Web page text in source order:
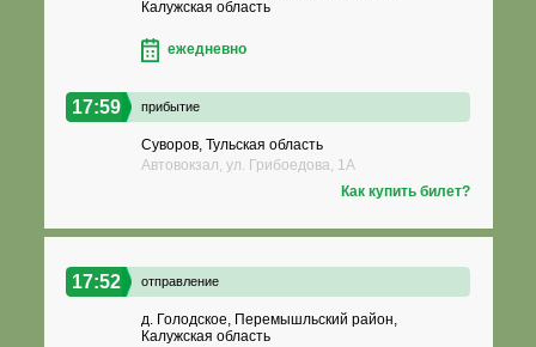
Калужская область
ежедневно
17:59 прибытие
Суворов, Тульская область
Автовокзал, ул. Грибоедова, 1А
Как купить билет?
17:52 отправление
д. Голодское, Перемышльский район,
Калужская область